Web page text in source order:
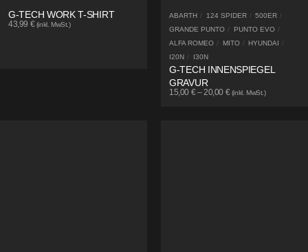
G-TECH WORK T-SHIRT
43,99 € (inkl. MwSt.)
ABARTH / 124 SPIDER / 500ER /
GRANDE PUNTO / PUNTO EVO /
ALFA ROMEO / MITO / HYUNDAI /
I20N / I30N
G-TECH INNENSPIEGEL
GRAVUR
15,00 €– 20,00 € (inkl. MwSt.)